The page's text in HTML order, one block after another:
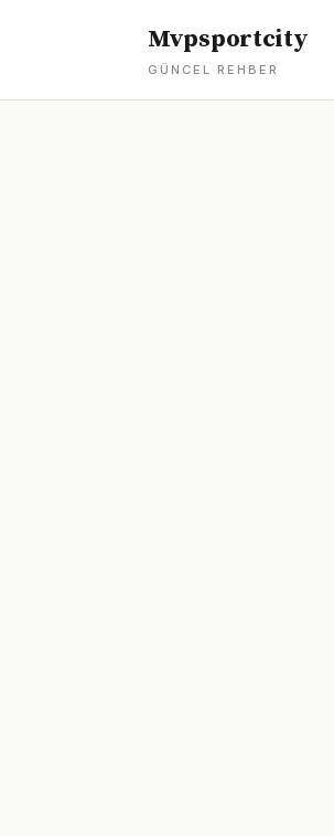
Mvpsportcity
GÜNCEL REHBER